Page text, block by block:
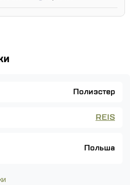
Полиэстер
REIS
Польша